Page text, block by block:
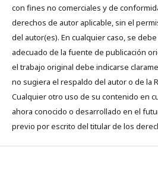
con fines no comerciales y de
derechos de autor aplicable, sin el
del autor(es). En cualquier caso, se
adecuado de la fuente de publicación
el trabajo original debe indicarse
no sugiera el respaldo del autor o de la
Cualquier otro uso de su contenido en
ahora conocido o desarrollado en el
previo por escrito del titular de los